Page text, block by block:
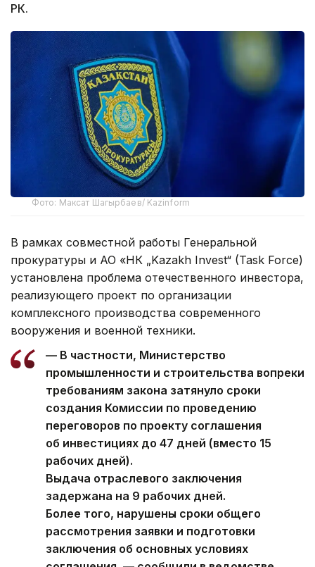
РК.
Фото: Максат Шагырбаев/ Kazinform
В рамках совместной работы Генеральной
прокуратуры и АО «НК „Kazakh Invest“ (Task Force)
установлена проблема отечественного инвестора,
реализующего проект по организации
комплексного производства современного
вооружения и военной техники.
— В частности, Министерство
промышленности и строительства вопреки
требованиям закона затянуло сроки
создания Комиссии по проведению
переговоров по проекту соглашения
об инвестициях до 47 дней (вместо 15
рабочих дней).
Выдача отраслевого заключения
задержана на 9 рабочих дней.
Более того, нарушены сроки общего
рассмотрения заявки и подготовки
заключения об основных условиях